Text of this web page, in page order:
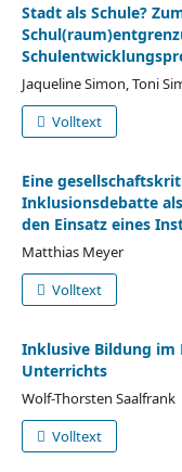
Stadt als Schule?
Jaqueline Simon, Toni
Volltext
Eine
Inklusionsdebatte
den Einsatz eines
Matthias Meyer
Volltext
Inklusive Bildung im
Unterrichts
Wolf-Thorsten Saalfrank
Volltext